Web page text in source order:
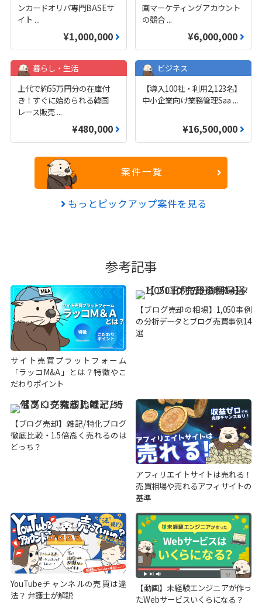
ンカードオリパ専門BASEサ
イト ...
¥1,000,000
画マーケティングアカウント
の競合...
¥6,000,000
暮らし・生活
上代で約55万円分の在庫付
き！すぐに始められる韓国
レース販売 ...
¥480,000
ビジネス
【導入100社・利用2,123名】
中小企業向け業務管理Saa ...
¥16,500,000
案件一覧
もっとピックアップ案件を見る
参考記事
サイト売買プラットフォーム
「ラッコM&A」とは？特徴やこ
だわりポイント
【ブログ売却の相場】1,050事例
の分析データとブログ売買事例14
選
【ブログ売却】雑記/特化ブログ
徹底比較・1.5倍高く売れるのは
どっち？
アフィリエイトサイトは売れる！
売買相場や売れるアフィサイトの
基準
YouTubeチャンネルの売買は違
法？ 弁護士が解説
【動画】未経験エンジニアが作っ
たWebサービスいくらになる？